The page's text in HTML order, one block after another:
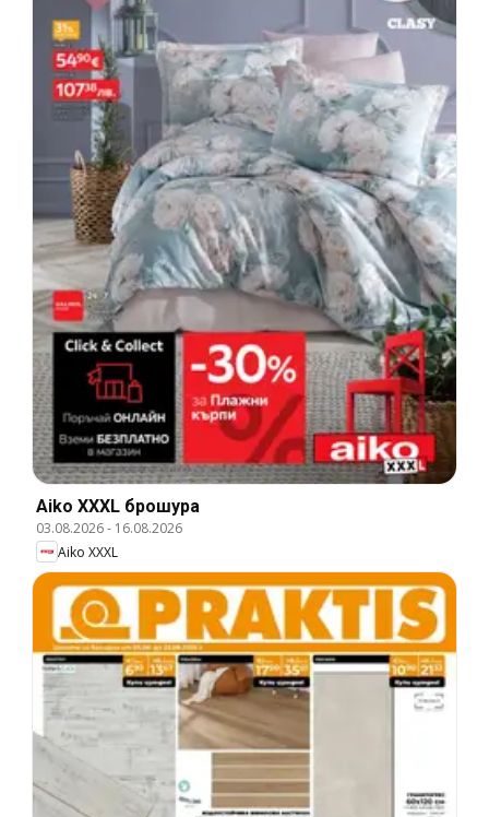
Aiko XXXL брошура
03.08.2026- 16.08.2026
Aiko XXXL